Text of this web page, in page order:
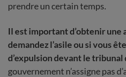
prendre un certain temps.
Il est important d’obtenir une
demandez l’asile ou si vous
d’expulsion devant le tribunal
gouvernement n’assigne pas